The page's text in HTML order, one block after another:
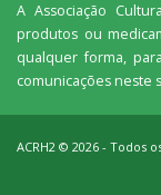
A Associação
produtos ou
qualquer forma,
comunicações neste
ACRH2 © 2026 - Todos